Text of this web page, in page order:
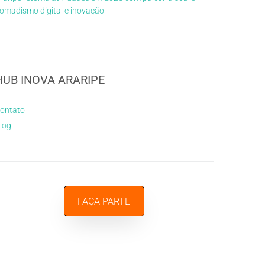
digital e inovação
INOVA ARARIPE
FAÇA PARTE